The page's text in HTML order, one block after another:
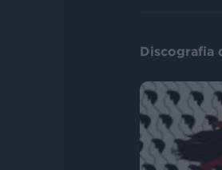
Discografia